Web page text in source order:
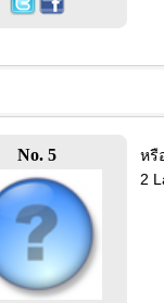
No. 5
หรื
2